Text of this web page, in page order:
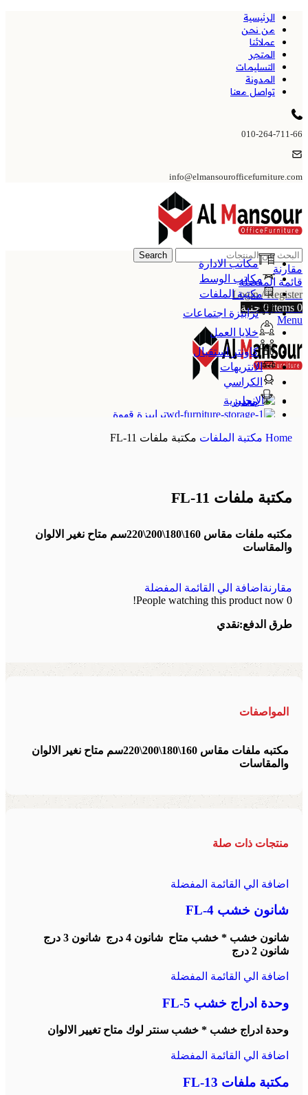
الرئيسية
من نحن
عملائنا
المتجر
التسليمات
المدونة
تواصل معنا
010-264-711-66
info@elmansourofficefurniture.com
Search
مقارنة
قائمة المفضلة
Login / Register
0
items
0 جنية
Menu
مكاتب الادارة
مكاتب الوسط
مكتبة الملفات
ترابيزة اجتماعات
خلايا العمل
كاونتر استقبال
الانتريهات
الكراسي
معدن
ترابيزة قهوة
Home مكتبة الملفات مكتبة ملفات FL-11
مكتبة ملفات FL-11
مكتبه ملفات مقاس 160\180\200\220سم متاح نغير الالوان
والمقاسات
مقارنة اضافة الي القائمة المفضلة
0
People watching this product now!
طرق الدفع:نقدي
المواصفات
مكتبه ملفات مقاس 160\180\200\220سم متاح نغير الالوان
والمقاسات
منتجات ذات صلة
اضافة الي القائمة المفضلة
شانون خشب FL-4
شانون خشب * خشب متاح شانون 4 درج
شانون 3 درج
شانون 2 درج
اضافة الي القائمة المفضلة
وحدة ادراج خشب FL-5
وحدة ادراج خشب * خشب سنتر لوك متاح تغيير الالوان
اضافة الي القائمة المفضلة
مكتبة ملفات FL-13